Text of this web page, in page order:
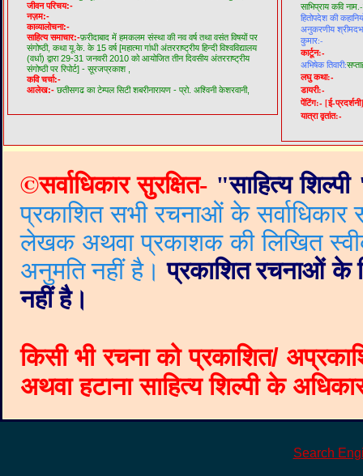
जीवन परिचय:-
नज़म:-
काव्यालोचना:-
साहित्य समाचार:-फ़रीदाबाद में हमकलम संस्था की नव वर्ष तथा वसंत विषयों पर
संगोष्ठी, कथा यू.के. के 15 वर्ष [महात्मा गांधी अंतरराष्ट्रीय हिन्दी विश्वविद्यालय
(वर्धा) द्वारा 29-31 जनवरी 2010 को आयोजित तीन दिवसीय अंतरराष्ट्रीय
संगोष्ठी पर रिपोर्ट] - सूरजप्रकाश ,
कवि चर्चा:-
आलेख:- छतीसगढ का टेम्पल सिटी शबरीनारायण - प्रो. अश्विनी केशरवानी,
साभिप्राय कवि
हितोपदेश की
अनुकरणीय
कुमार:-
कार्टून:-
अभिषेक तिवारी:
लघु कथा:-
डायरी:-
पेंटिंग:- [ई-
यात्रा वृतांत:-
©सर्वाधिकार सुरक्षित- "साहित्य शिल्पी
प्रकाशित सभी रचनाओं के
लेखक अथवा प्रकाशक की लिखित
अनुमति नहीं है। प्रकाशित रचनाओं के
नहीं है।
किसी भी रचना को प्रकाशित/
अथवा हटाना साहित्य शिल्पी के
Search